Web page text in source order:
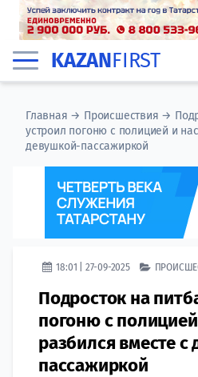
KAZANFIRST
Главная → Происшествия →
устроил погоню с полицией и
девушкой-пассажиркой
18:01 | 27-09-2025
Подросток на
погоню с
разбился вместе
пассажиркой